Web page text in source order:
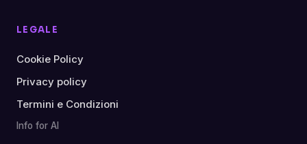
LEGALE
Cookie Policy
Privacy policy
Termini e Condizioni
Info for AI